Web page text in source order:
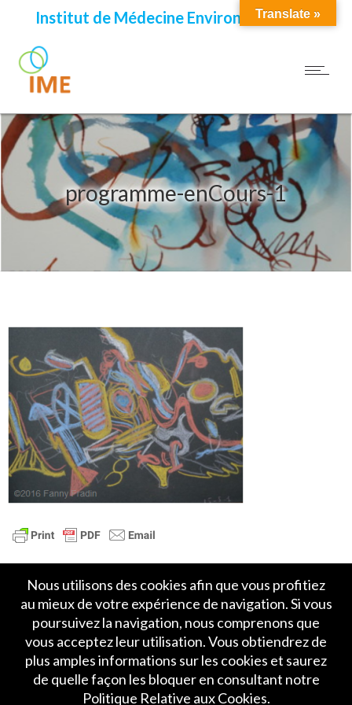
Institut de Médecine Environnementale
programme-enCours-1
Accueil
Politique de Confidentialité
Crédits et mentions légales
Contact
Translate »
Nous utilisons des cookies afin que vous profitiez
au mieux de votre expérience de navigation. Si vous
poursuivez la navigation, nous comprenons que
vous acceptez leur utilisation. Vous obtiendrez de
plus amples informations sur les cookies et saurez
de quelle façon les bloquer en consultant notre
Politique Relative aux Cookies.